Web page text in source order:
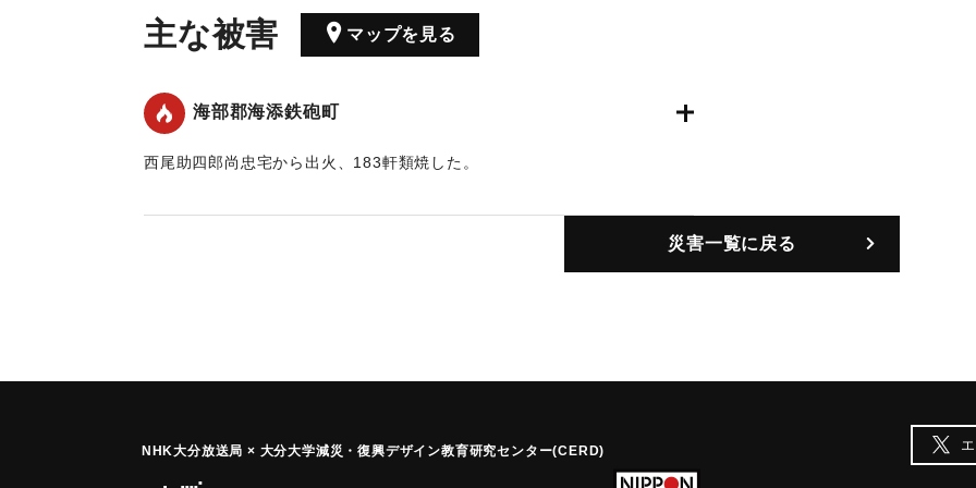
主な被害 マップを見る
海部郡海添鉄砲町
西尾助四郎尚忠宅から出火、183軒類焼した。
｜固有コード:00082001
災害一覧に戻る
NHK大分放送局 × 大分大学減災 ・復興デザイン教育研究センター(CERD)